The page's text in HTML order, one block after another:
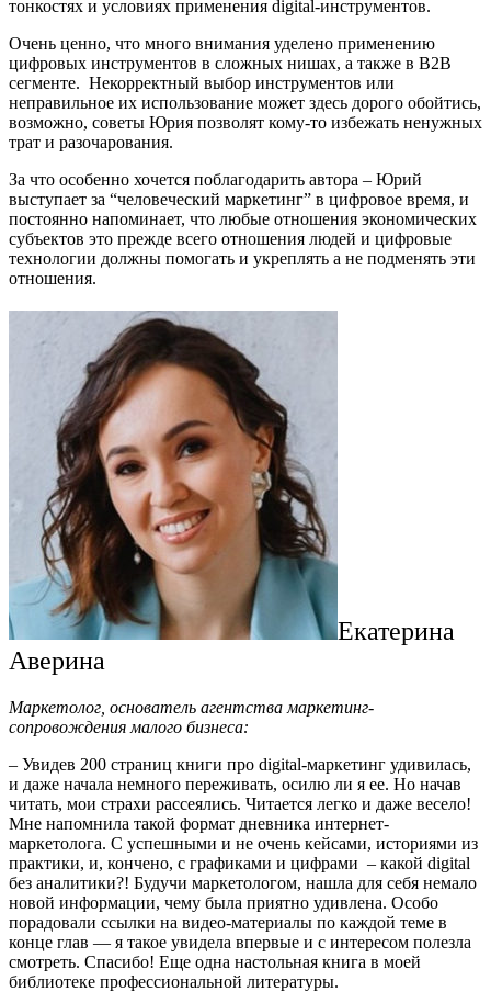
тонкостях и условиях применения digital-инструментов.
Очень ценно, что много внимания уделено применению
цифровых инструментов в сложных нишах, а также в B2B
сегменте. Некорректный выбор инструментов или
неправильное их использование может здесь дорого обойтись,
возможно, советы Юрия позволят кому-то избежать ненужных
трат и разочарования.
За что особенно хочется поблагодарить автора – Юрий
выступает за “человеческий маркетинг” в цифровое время, и
постоянно напоминает, что любые отношения экономических
субъектов это прежде всего отношения людей и цифровые
технологии должны помогать и укреплять а не подменять эти
отношения.
Екатерина
Аверина
Маркетолог, основатель агентства маркетинг-
сопровождения малого бизнеса:
– Увидев 200 страниц книги про digital-маркетинг удивилась,
и даже начала немного переживать, осилю ли я ее. Но начав
читать, мои страхи рассеялись. Читается легко и даже весело!
Мне напомнила такой формат дневника интернет-
маркетолога. С успешными и не очень кейсами, историями из
практики, и, кончено, с графиками и цифрами – какой digital
без аналитики?! Будучи маркетологом, нашла для себя немало
новой информации, чему была приятно удивлена. Особо
порадовали ссылки на видео-материалы по каждой теме в
конце глав — я такое увидела впервые и с интересом полезла
смотреть. Спасибо! Еще одна настольная книга в моей
библиотеке профессиональной литературы.